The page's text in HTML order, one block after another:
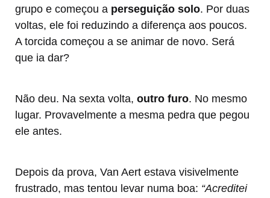
grupo e começou a perseguição solo. Por duas
voltas, ele foi reduzindo a diferença aos poucos.
A torcida começou a se animar de novo. Será
que ia dar?
Não deu. Na sexta volta, outro furo. No mesmo
lugar. Provavelmente a mesma pedra que pegou
ele antes.
Depois da prova, Van Aert estava visivelmente
frustrado, mas tentou levar numa boa: “Acreditei